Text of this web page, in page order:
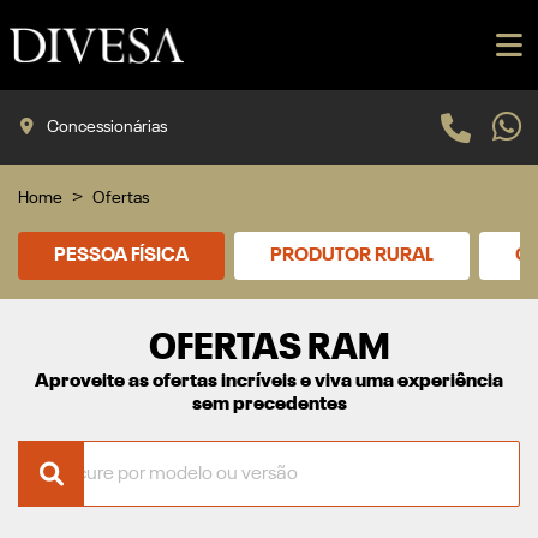
Concessionárias
Home Ofertas
PESSOA FÍSICA PRODUTOR RURAL
OFERTAS RAM
Aproveite as ofertas incríveis e viva uma experiência
sem precedentes